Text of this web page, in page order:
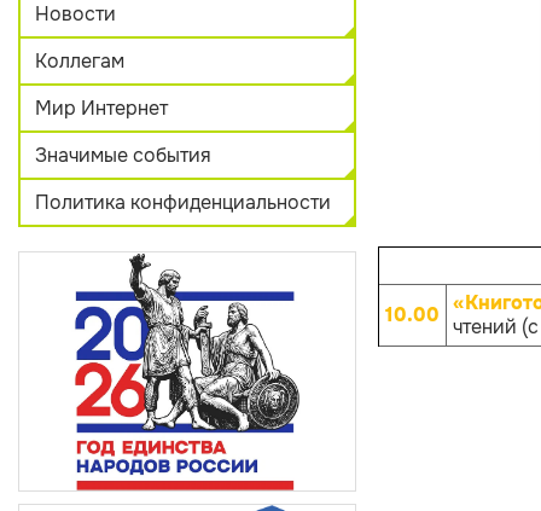
Новости
Коллегам
Мир Интернет
Значимые события
Политика конфиденциальности
10.00 чтений